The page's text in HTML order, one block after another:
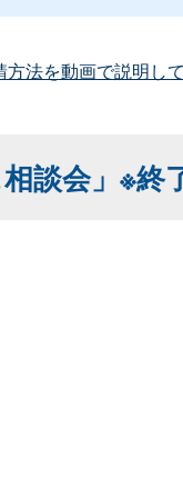
法を動画で説明し
談会」※終